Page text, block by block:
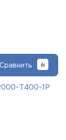
Сравнить
Т400-1Р